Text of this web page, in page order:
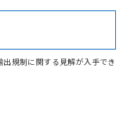
あります。
規制に関する見解が入手でき